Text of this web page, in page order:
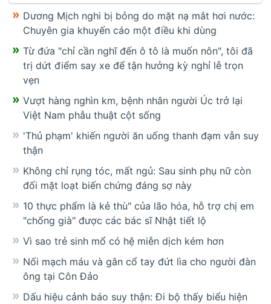
Dương Mịch nghi bị bỏng do mặt nạ mắt hơi nước:
Chuyên gia khuyến cáo một điều khi dùng
Từ đứa "chỉ cần nghĩ đến ô tô là muốn nôn", tôi đã
trị dứt điểm say xe để tận hưởng kỳ nghỉ lễ trọn
vẹn
Vượt hàng nghìn km, bệnh nhân người Úc trở lại
Việt Nam phẫu thuật cột sống
'Thủ phạm' khiến người ăn uống thanh đạm vẫn suy
thận
Không chỉ rụng tóc, mất ngủ: Sau sinh phụ nữ còn
đối mặt loạt biến chứng đáng sợ này
10 thực phẩm là kẻ thù" của lão hóa, hỗ trợ chị em
"chống già" được các bác sĩ Nhật tiết lộ
Vì sao trẻ sinh mổ có hệ miễn dịch kém hơn
Nối mạch máu và gân cổ tay đứt lìa cho người đàn
ông tại Côn Đảo
Dấu hiệu cảnh báo suy thận: Đi bộ thấy biểu hiện